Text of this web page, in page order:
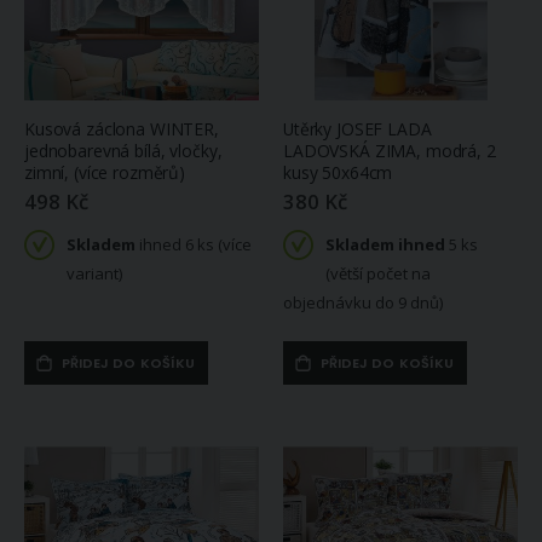
Kusová záclona WINTER,
jednobarevná bílá, vločky,
zimní, (více rozměrů)
498 Kč
Skladem ihned 6 ks (více
variant)
PŘIDEJ DO KOŠÍKU
Utěrky JOSEF LADA
LADOVSKÁ ZIMA, modrá, 2
kusy 50x64cm
380 Kč
Skladem ihned 5 ks
(větší počet na
objednávku do 9 dnů)
PŘIDEJ DO KOŠÍKU